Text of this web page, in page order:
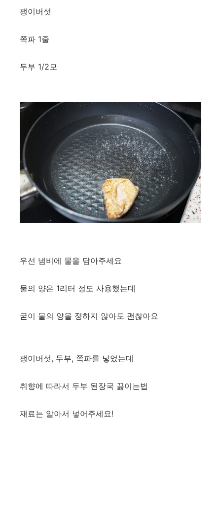
팽이버섯
쪽파 1줄
두부 1/2모
우선 냄비에 물을 담아주세요
물의 양은 1리터 정도 사용했는데
굳이 물의 양을 정하지 않아도 괜찮아요
팽이버섯, 두부, 쪽파를 넣었는데
취향에 따라서 두부 된장국 끓이는법
재료는 알아서 넣어주세요!